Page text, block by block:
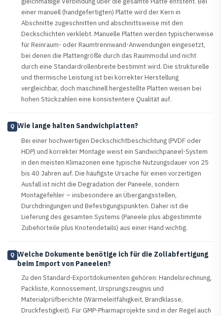
einer manuell (handgefertigten) Platte wird der Kern in
Abschnitte zugeschnitten und abschnittsweise mit den
Deckschichten verklebt. Manuelle Platten werden typischerweise
für Reinraum- oder Raumtrennwand-Anwendungen eingesetzt,
bei denen die Plattengröße durch das Raummodul und nicht
durch eine Standardrollenbreite bestimmt wird. Die strukturelle
und thermische Leistung ist bei korrekter Herstellung
vergleichbar, doch maschinell hergestellte Platten weisen bei
hohen Stückzahlen eine konsistentere Qualität auf.
Q Wie lange halten Sandwichplatten?
Bei einer hochwertigen Deckschichtbeschichtung (PVDF oder
HDP) und korrekter Montage weist ein Sandwichpaneel-System
in den meisten Klimazonen eine typische Nutzungsdauer von 25
bis 40 Jahren auf. Die häufigste Ursache für einen vorzeitigen
Ausfall ist nicht die Degradation der Paneele, sondern
Montagefehler – insbesondere an Übergangsstellen,
Durchdringungen und Befestigungspunkten. Daher ist die
Lieferung des gesamten Systems (Paneele plus abgestimmte
Zubehörteile plus Knotendetails) aus einer Hand wichtig.
Q Welche Dokumente benötige ich für die Zollabfertigung
beim Import von Paneelen?
Zu den Standard-Exportdokumenten gehören: Handelsrechnung,
Packliste, Konnossement, Ursprungszeugnis und
Materialprüfberichte (Wärmeleitfähigkeit, Brandklasse,
Druckfestigkeit). Für GMP-Pharmaprojekte sind in der Regel auch